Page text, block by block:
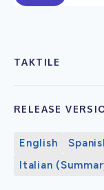
TAKTILE
RELEASE
English
Italian